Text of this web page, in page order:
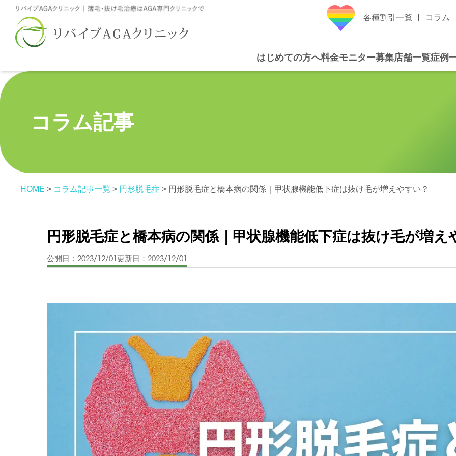
各種割引一覧 コラム
はじめての方へ料金モニター募集店舗一覧症例
コラム記事
HOME > コラム記事一覧 > 円形脱毛症 > 円形脱毛症と橋本病の関係｜甲状腺機能低下症は抜け毛が増えやすい？
円形脱毛症と橋本病の関係｜甲状腺機能低下症は抜け毛が増え
公開日：2023/12/01 更新日：2023/12/01